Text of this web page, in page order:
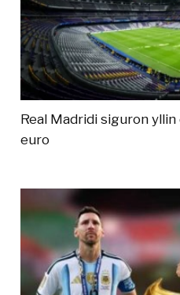
Real Madridi siguron
euro